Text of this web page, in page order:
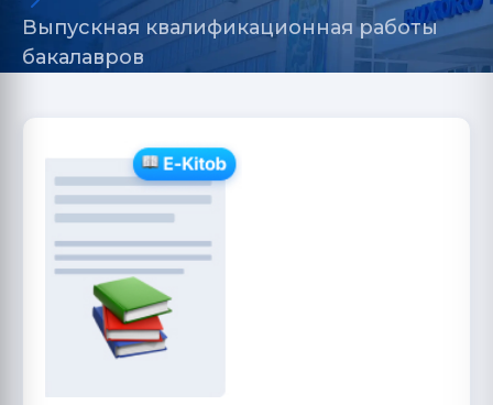
Выпускная квалификационная работы
бакалавров